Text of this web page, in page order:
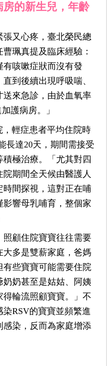
的新生兒，年齡
又心疼，臺北榮民總
珮真提及臨床經驗：
有咳嗽症狀而沒有發
到後續出現呼吸喘、
來急診，由於血氧率
護病房。」
輕症患者平均住院時
長達20天，期間需接受
極治療。「尤其對四
期間全天候由醫護人
時間探視，這對正在哺
響母乳哺育，整個家
顧住院寶寶往往需要
大多是雙薪家庭，爸媽
些寶寶可能需要住院
奶甚至是姑姑、阿姨
輪流照顧寶寶。」不
RSV的寶寶並頻繁進
染，反而為家庭增添